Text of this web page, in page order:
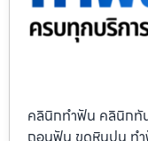
คลินิกทำฟัน คลินิกทั